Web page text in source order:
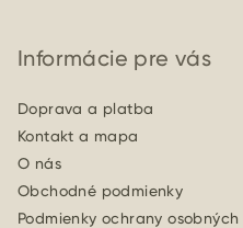
Informácie pre vás
Doprava a platba
Kontakt a mapa
O nás
Obchodné podmienky
Podmienky ochrany